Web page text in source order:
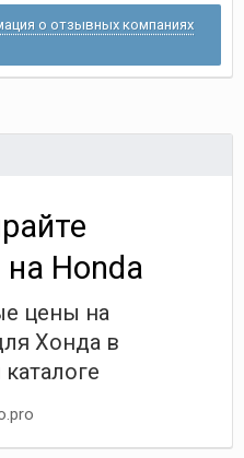
о отзывных компаниях
на Honda
цены на
Хонда в